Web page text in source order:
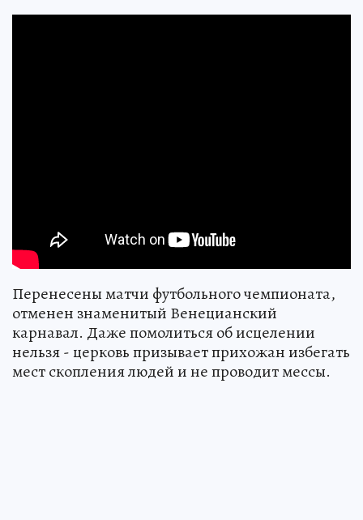
Перенесены матчи футбольного чемпионата,
отменен знаменитый Венецианский
карнавал. Даже помолиться об исцелении
нельзя - церковь призывает прихожан избегать
мест скопления людей и не проводит мессы.